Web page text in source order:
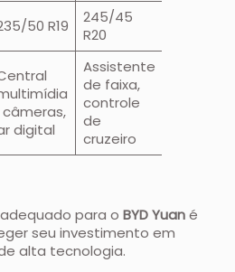
50 R19
245/45
R20
câmeras,
digital
Assistente
de faixa,
controle
de
cruzeiro
para oBYD Yuané
seu investimento em
alta tecnologia.